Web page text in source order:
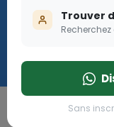
Trouver
Sans